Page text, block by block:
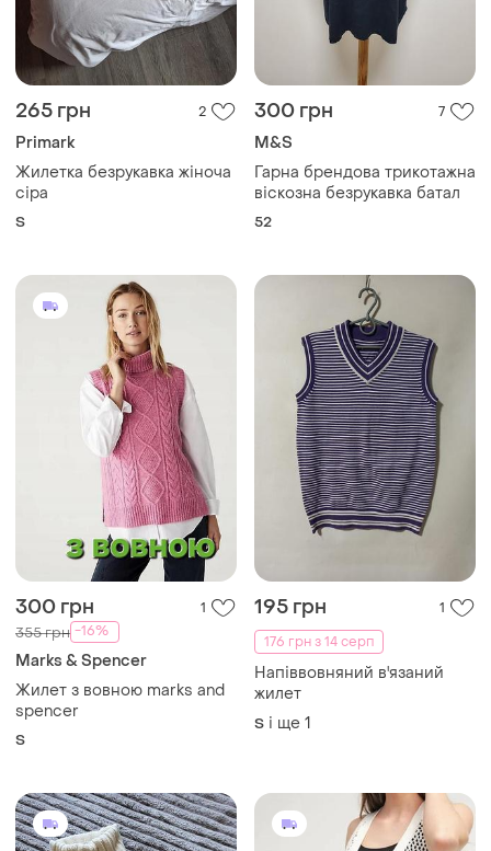
265 грн 2
Primark
Жилетка безрукавка жіноча
сіра
S
300 грн 7
M&S
Гарна брендова трикотажна
віскозна безрукавка батал
52
300 грн 1
355 грн -16%
Marks & Spencer
Жилет з вовною marks and
spencer
S
195 грн
1
176 грн з 14 серп
Напіввовняний в'язаний
жилет
S і ще 1